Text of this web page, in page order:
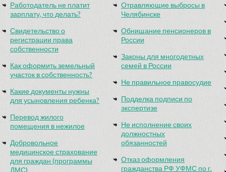
Работодатель не платит
зарплату, что делать?
Свидетельство о
регистрации права
собственности
Как оформить земельный
участок в собственность?
Какие документы нужны
для усыновления ребенка?
Перевод жилого
помещения в нежилое
Добровольное
медицинское страхование
для граждан (программы
ДМС)
Отравляющие выбросы в
Челябинске
Обнищание пенсионеров в
России
Законы для многодетных
семей в России
Не правильное правосудие
Подделка подписи по
экспертизе
Не исполнение своих
должностных
обязанностей
Отказ оформления
гражданства РФ УФМС по г.